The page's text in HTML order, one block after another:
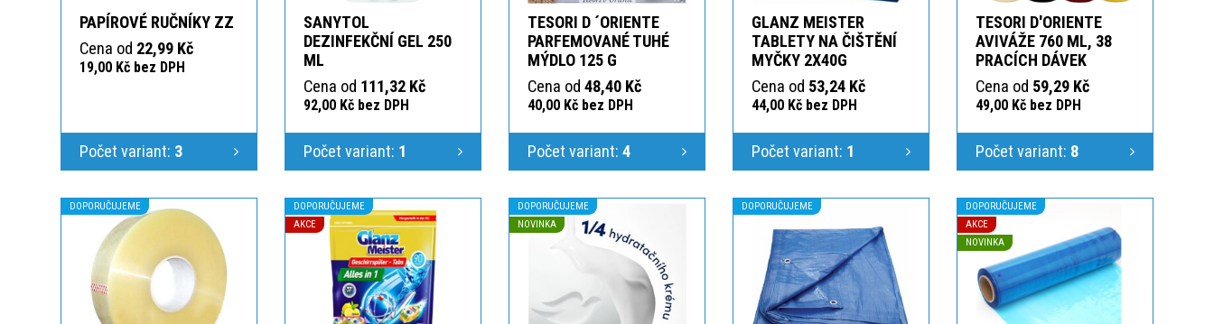
PAPÍROVÉ RUČNÍKY ZZ
Cena od 22,99 Kč
19,00 Kč bez DPH
Počet variant: 3
SANYTOL
DEZINFEKČNÍ GEL 250
ML
Cena od 111,32 Kč
92,00 Kč bez DPH
Počet variant: 1
TESORI D ´ORIENTE
PARFEMOVANÉ TUHÉ
MÝDLO 125 G
Cena od 48,40 Kč
40,00 Kč bez DPH
Počet variant: 4
GLANZ MEISTER
TABLETY NA ČIŠTĚNÍ
MYČKY 2X40G
Cena od 53,24 Kč
44,00 Kč bez DPH
Počet variant: 1
TESORI D'ORIENTE
AVIVÁŽE 760 ML, 38
PRACÍCH DÁVEK
Cena od 59,29 Kč
49,00 Kč bez DPH
Počet variant: 8
DOPORUČUJEME
DOPORUČUJEME
AKCE
DOPORUČUJEME
NOVINKA
DOPORUČUJEME
DOPORUČUJEME
AKCE
NOVINKA